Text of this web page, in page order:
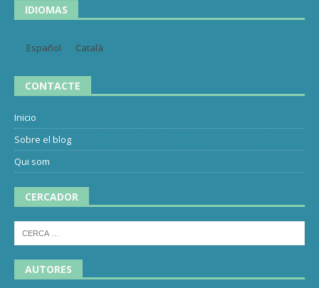
IDIOMAS
Español Català
CONTACTE
Inicio
Sobre el blog
Qui som
CERCADOR
AUTORES